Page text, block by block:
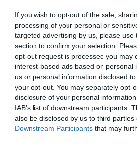
If you wish to opt-out of the sale,
processing of your personal or
targeted advertising by us, please use
section to confirm your selection.
opt-out request is processed you may
interest-based ads based on personal
us or personal information disclosed
your opt-out. You may separately opt-
disclosure of your personal
IAB’s list of downstream participants.
also be disclosed by us to third parties
Downstream Participants that may
Βαθμός Δυσκολίας: 1+
Ώρες Πορείας: 5-6
Αναχώρηση από τα γραφεία
Συλλόγου την Κυριακή 25/08/
π.μ.
Για δηλώσεις συμμετοχής
γραφεία του Ορειβατικού
Κέντρο), από Δευτέρα-
ώρες 21:00-22:30μ.μ., στα